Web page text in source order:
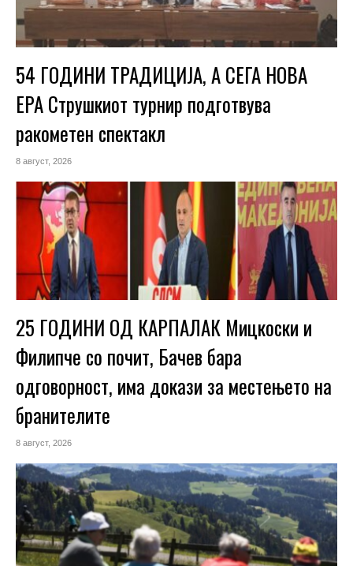
54 ГОДИНИ ТРАДИЦИЈА, А СЕГА НОВА
ЕРА Струшкиот турнир подготвува
ракометен спектакл
8 август, 2026
25 ГОДИНИ ОД КАРПАЛАК Мицкоски и
Филипче со почит, Бачев бара
одговорност, има докази за местењето на
бранителите
8 август, 2026